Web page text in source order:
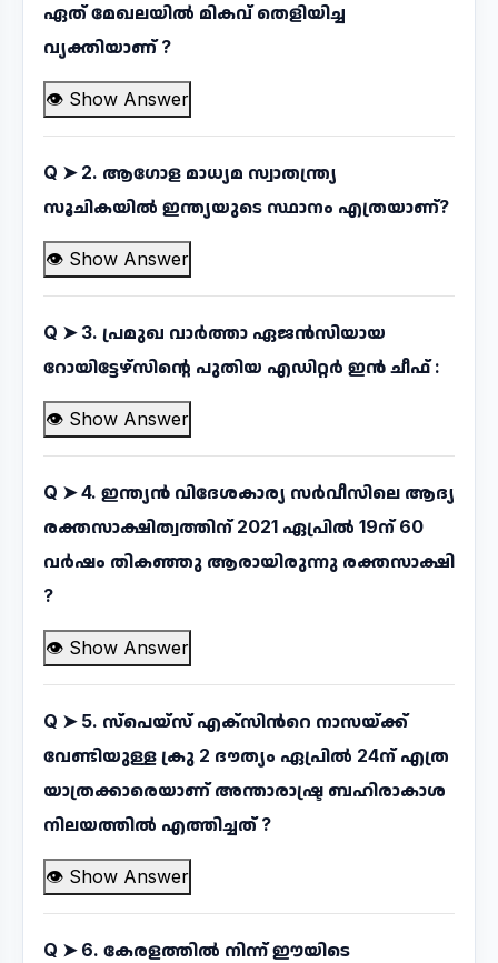
ഏത് മേഖലയിൽ മികവ് തെളിയിച്ച
വ്യക്തിയാണ് ?
👁 Show Answer
Q ➤ 2. ആഗോള മാധ്യമ സ്വാതന്ത്ര്യ
സൂചികയിൽ ഇന്ത്യയുടെ സ്ഥാനം എത്രയാണ്?
👁 Show Answer
Q ➤ 3. പ്രമുഖ വാർത്താ ഏജൻസിയായ
റോയിട്ടേഴ്സിന്റെ പുതിയ എഡിറ്റർ ഇൻ ചീഫ് :
👁 Show Answer
Q ➤4. ഇന്ത്യൻ വിദേശകാര്യ സർവീസിലെ ആദ്യ
രക്തസാക്ഷിത്വത്തിന് 2021 ഏപ്രിൽ 19ന് 60
വർഷം തികഞ്ഞു ആരായിരുന്നു രക്തസാക്ഷി
?
👁 Show Answer
Q ➤ 5. സ്പെയ്സ് എക്സിൻറെ നാസയ്ക്ക്
വേണ്ടിയുള്ള ക്രു 2 ദൗത്യം ഏപ്രിൽ 24ന് എത്ര
യാത്രക്കാരെയാണ് അന്താരാഷ്ട്ര ബഹിരാകാശ
നിലയത്തിൽ എത്തിച്ചത് ?
👁 Show Answer
Q ➤ 6. കേരളത്തിൽ നിന്ന് ഈയിടെ